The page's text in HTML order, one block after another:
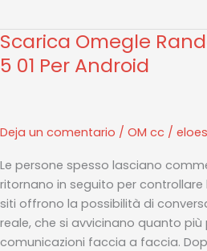
Scarica Omegle
5 01 Per Android
Deja un comentario / OM cc /
Le persone spesso lasciano
ritornano in seguito per controllare
siti offrono la possibilità di
reale, che si avvicinano quanto più
comunicazioni faccia a faccia.
Scarica
Omegle
Random
5
Per
Android